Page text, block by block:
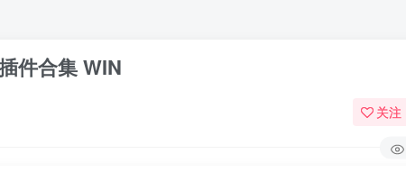
件合集 WIN
关注